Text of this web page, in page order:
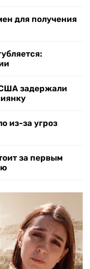
для получения
задержали
из-за угроз
за первым